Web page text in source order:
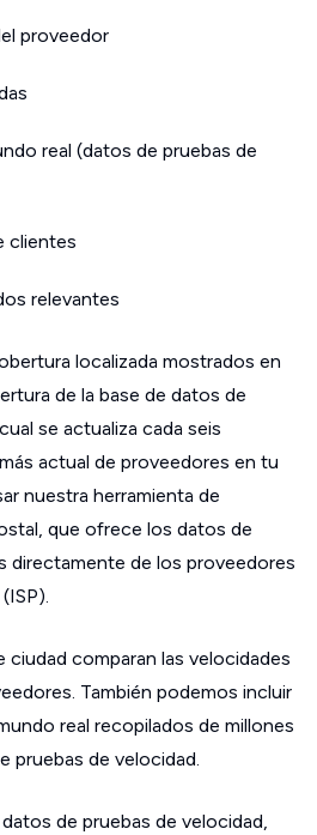
proveedor
real (datos de pruebas de
clientes
relevantes
localizada mostrados en
de la base de datos de
se actualiza cada seis
actual de proveedores en tu
nuestra herramienta de
que ofrece los datos de
directamente de los proveedores
comparan las velocidades
También podemos incluir
real recopilados de millones
pruebas de velocidad.
de pruebas de velocidad,